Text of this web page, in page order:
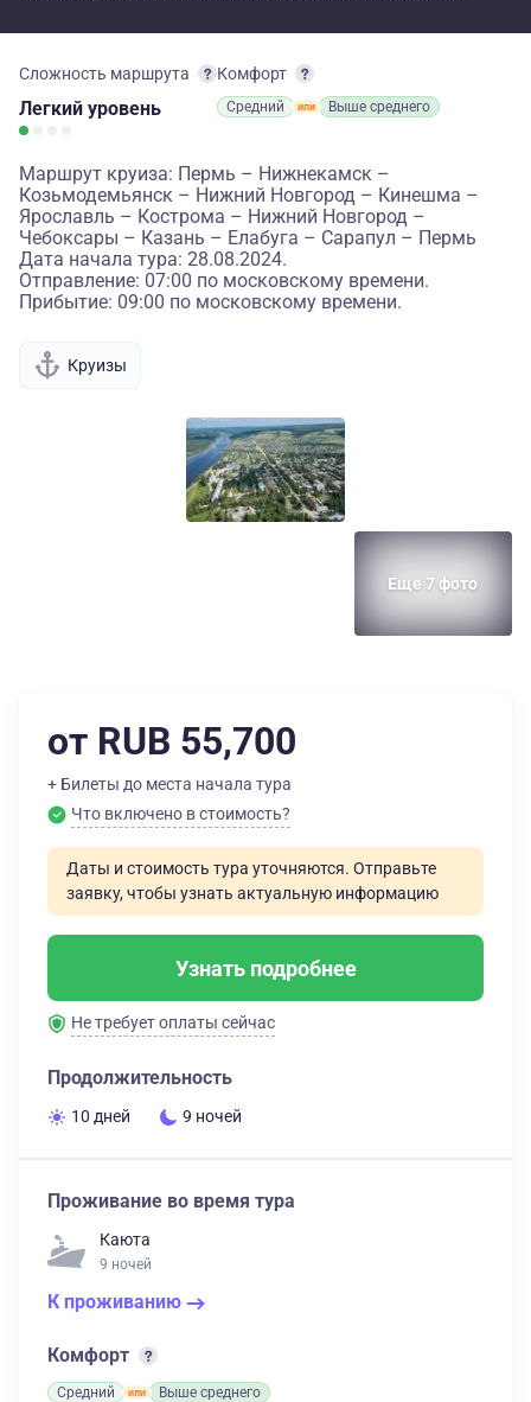
Сложность маршрута
Легкий уровень
Комфорт
Средний Выше среднего
Маршрут круиза: Пермь – Нижнекамск –
Козьмодемьянск – Нижний Новгород – Кинешма –
Ярославль – Кострома – Нижний Новгород –
Чебоксары – Казань – Елабуга – Сарапул – Пермь
Дата начала тура: 28.08.2024.
Отправление: 07:00 по московскому времени.
Прибытие: 09:00 по московскому времени.
Круизы
Еще 7 фото
от RUB 55,700
+ Билеты до места начала тура
Что включено в стоимость?
Даты и стоимость тура уточняются. Отправьте
заявку, чтобы узнать актуальную информацию
Узнать подробнее
Не требует оплаты сейчас
Продолжительность
10 дней 9 ночей
Проживание во время тура
Каюта
9 ночей
К проживанию
Комфорт
Средний Выше среднего